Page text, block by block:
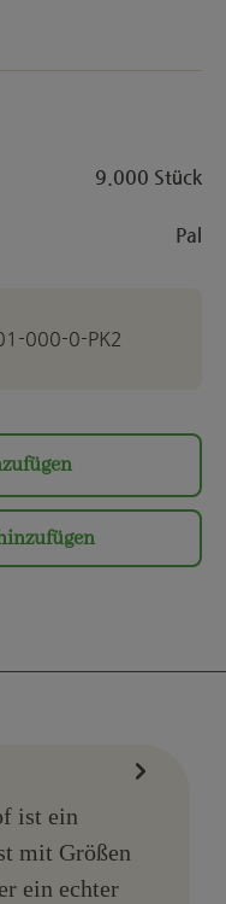
9.000 Stück
Pal
000-0-PK2
ist ein
mit Größen
ein echter